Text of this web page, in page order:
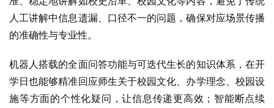
人工讲解中信息遗漏、口径不一的问题，确保对应场景传播
的准确性与专业性。
机器人搭载的全面问答功能与可迭代生长的知识体系，在开
学日也能够精准回应师生关于校园文化、办学理念、校园设
施等方面的个性化疑问，让信息传递更高效；智能断点续